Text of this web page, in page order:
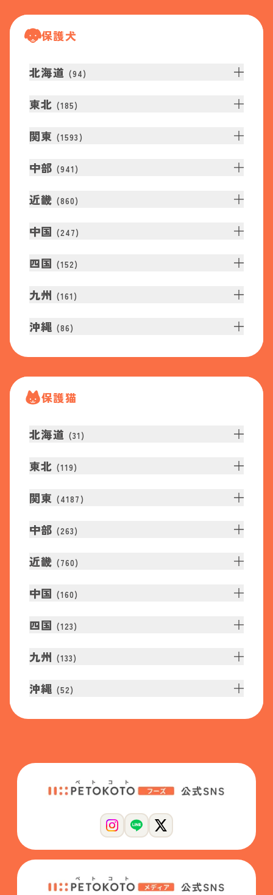
保護犬
北海道 (94)
東北 (185)
関東 (1593 )
中部 (941 )
近畿 (860)
中国 (247)
四国 (152)
九州 (161 )
沖縄 (86)
保護猫
北海道 (31 )
東北 (119)
関東 (4187 )
中部 (263)
近畿 (760)
中国 (160)
四国 (123)
九州 (133)
沖縄 (52)